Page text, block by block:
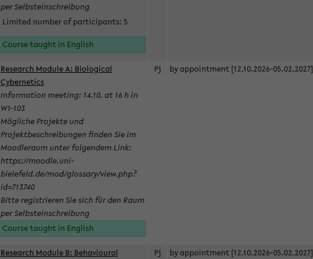
per Selbsteinschreibung
Limited number of participants: 5
Course taught in English
Research Module A: Biological
Cybernetics
Information meeting: 14.10. at 16 h in
W1-103
Mögliche Projekte und
Projektbeschreibungen finden Sie im
Moodleraum unter folgendem Link:
https://moodle.uni-
bielefeld.de/mod/glossary/view.php?
id=713740
Bitte registrieren Sie sich für den Raum
per Selbsteinschreibung
Course taught in English
Pj by appointment [12.10.2026-05.02.2027]
Research Module B: Behavioural
Pj by appointment [12.10.2026-05.02.2027]